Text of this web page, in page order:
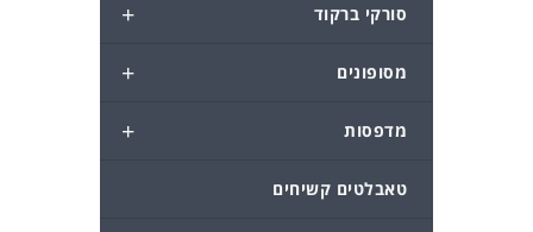
+ סורקי ברקוד
+ מסופונים
+ מדפסות
טאבלטים קשיחים